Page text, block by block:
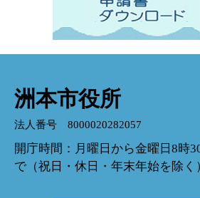
洲本市役所
法人番号 8000020282057
開庁時間：月曜日から金曜日8時
で（祝日・休日・年末年始を除く